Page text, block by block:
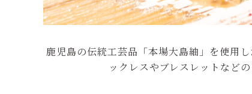
鹿児島の伝統工芸品「本場大島紬」を使用
ックレスやブレスレットなど